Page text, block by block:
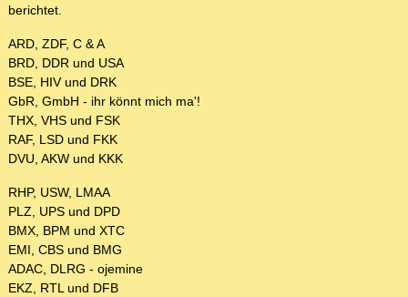
berichtet.
ARD, ZDF, C & A
BRD, DDR und USA
BSE, HIV und DRK
GbR, GmbH - ihr könnt mich ma'!
THX, VHS und FSK
RAF, LSD und FKK
DVU, AKW und KKK
RHP, USW, LMAA
PLZ, UPS und DPD
BMX, BPM und XTC
EMI, CBS und BMG
ADAC, DLRG - ojemine
EKZ, RTL und DFB